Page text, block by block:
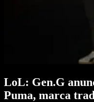
LoL: Gen.G
Puma, marca